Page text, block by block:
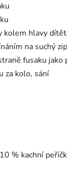
kolem hlavy
na suchý
fusaku
za kolo, sání
% kachní